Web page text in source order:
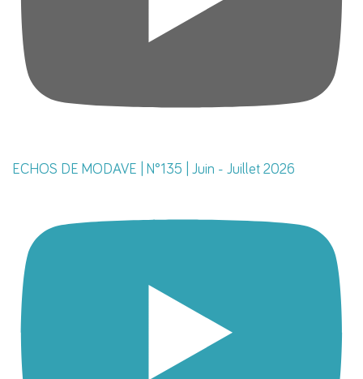
ECHOS DE MODAVE | N°135 | Juin - Juillet 2026